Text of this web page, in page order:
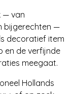
— van
bijgerechten —
decoratief item
en de verfijnde
meegaat.
Hollands